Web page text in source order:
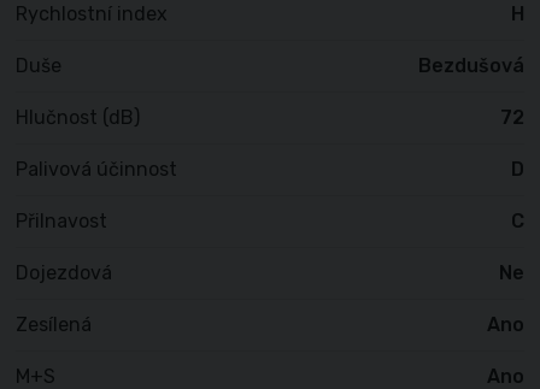
Rychlostní index H
Duše Bezdušová
Hlučnost (dB) 72
Palivová účinnost D
Přilnavost C
Dojezdová Ne
Zesílená Ano
M+S Ano